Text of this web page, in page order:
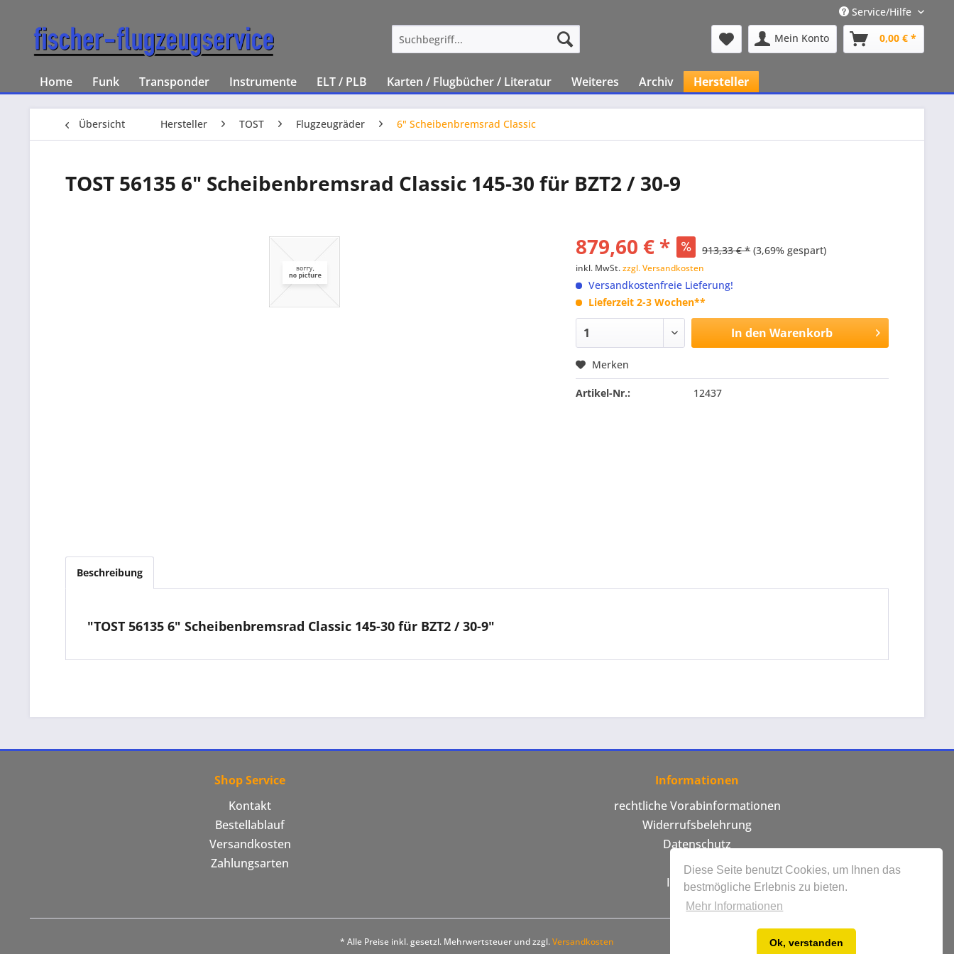
Diese Seite benutzt Cookies, um Ihnen das
bestmögliche Erlebnis zu bieten.
Mehr Informationen
Ok, verstanden
Service/Hilfe
Mein Konto
0,00 € *
Home Funk Transponder Instrumente ELT / PLB Karten / Flugbücher / Literatur Weiteres Archiv Hersteller
Übersicht Hersteller TOST Flugzeugräder 6" Scheibenbremsrad Classic
TOST 56135 6" Scheibenbremsrad Classic 145-30 für BZT2 / 30-9
879,60 € * 913,33 € * (3,69% gespart)
inkl. MwSt.zzgl. Versandkosten
Versandkostenfreie Lieferung!
Lieferzeit 2-3 Wochen**
In den Warenkorb
Merken
Artikel-Nr.: 12437
Beschreibung
"TOST 56135 6" Scheibenbremsrad Classic 145-30 für BZT2 / 30-9"
Shop Service
Kontakt
Bestellablauf
Versandkosten
Zahlungsarten
Informationen
rechtliche Vorabinformationen
Widerrufsbelehrung
Datenschutz
AGB
Impressum
* Alle Preise inkl. gesetzl. Mehrwertsteuer und zzgl.Versandkosten